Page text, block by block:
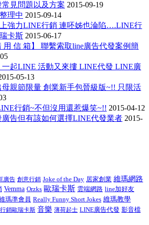
見問題以及方案 2015-09-19
理中 2015-09-14
強力LINE行銷 連呸姊也淪陷….LINE行
卡斯 2015-06-17
用 信 箱】 聯繫索取line廣告代發案例簡
一起LINE 活動又來摟 LINE代發 LINE廣
05-13
母親節限量 創業新手包晉級版~!! 只限活
行銷~不但沒用還惹爆笑~!! 2015-04-12
告但有該如何選擇LINE代發業者 2015-
廣告 創意行銷 Joke of the Day 居家創業 維瑪網路
Vemma Orzks 歐瑞卡斯 雲端網路 line加好友
瑪準會員 Really Funny Short Jokes 維瑪教學
銷歐瑞卡斯 音樂 薄荷起士 LINE廣告代發 影音檔